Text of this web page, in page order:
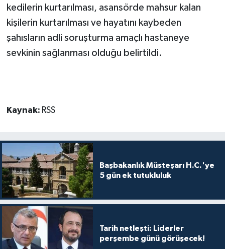
kedilerin kurtarılması, asansörde mahsur kalan
kişilerin kurtarılması ve hayatını kaybeden
şahısların adli soruşturma amaçlı hastaneye
sevkinin sağlanması olduğu belirtildi.
Kaynak: RSS
Başbakanlık Müsteşarı H.C.'ye
5 gün ek tutukluluk
Tarih netleşti: Liderler
perşembe günü görüşecek!
SAĞLIK
TEKNOLOJİ
TİCARET
YAŞAM